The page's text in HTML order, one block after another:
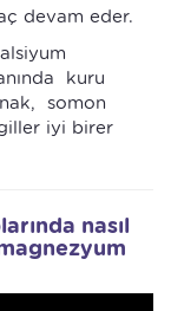
devam eder.
kuru
somon
iyi birer
nasıl